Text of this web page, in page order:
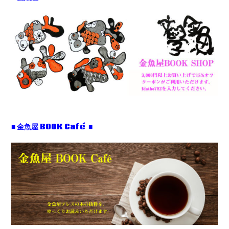
■ 金魚屋 BOOK Café ■